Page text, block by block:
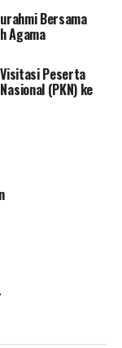
Bersama
Agama
Peserta
(PKN) ke